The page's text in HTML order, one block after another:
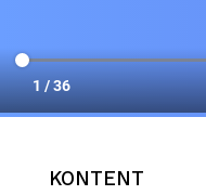
KONTENT